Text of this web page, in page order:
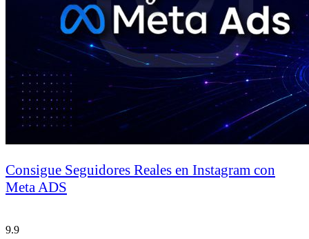
Consigue Seguidores Reales en Instagram con
Meta ADS
9.9